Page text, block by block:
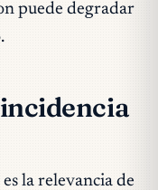
puede degradar
la relevancia de